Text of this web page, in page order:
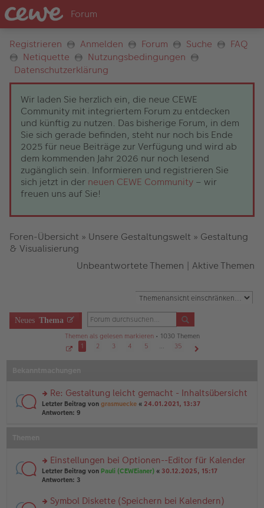
Registrieren Anmelden Forum Suche
FAQ
Netiquette
Nutzungsbedingungen
Datenschutzerklärung
Wir laden Sie herzlich ein, die neue CEWE
Community mit integriertem Forum zu entdecken
und künftig zu nutzen. Das bisherige Forum, in dem
Sie sich gerade befinden, steht nur noch bis Ende
2025 für neue Beiträge zur Verfügung und wird ab
dem kommenden Jahr 2026 nur noch lesend
zugänglich sein. Informieren und registrieren Sie
sich jetzt in der neuen CEWE Community – wir
freuen uns auf Sie!
Foren-Übersicht » Unsere Gestaltungswelt » Gestaltung
& Visualisierung
Unbeantwortete Themen | Aktive Themen
Neues Thema
Themen als gelesen markieren• 1030 Themen
1
v
o
n
3
1 2 3 4 5 …
35
rs
te
es
e
n
B
Re: Gestaltung leicht gemacht - Inhaltsübersicht
Letzter Beitrag von grasmuecke « 24.01.2021, 13:37
Antworten: 9
rs
te
n
Einstellungen bei Optionen--Editor für Kalender
Letzter Beitrag von Pauli (CEWEianer) « 30.12.2025, 15:17
Antworten: 3
Symbol Diskette (Speichern bei Kalendern)